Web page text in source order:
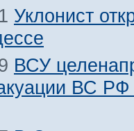
Уклонист
ВСУ
ВС РФ